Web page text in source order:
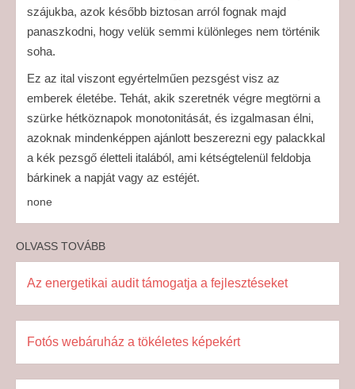
szájukba, azok később biztosan arról fognak majd
panaszkodni, hogy velük semmi különleges nem történik
soha.
Ez az ital viszont egyértelműen pezsgést visz az
emberek életébe. Tehát, akik szeretnék végre megtörni a
szürke hétköznapok monotonitását, és izgalmasan élni,
azoknak mindenképpen ajánlott beszerezni egy palackkal
a kék pezsgő életteli italából, ami kétségtelenül feldobja
bárkinek a napját vagy az estéjét.
none
OLVASS TOVÁBB
Az energetikai audit támogatja a fejlesztéseket
Fotós webáruház a tökéletes képekért